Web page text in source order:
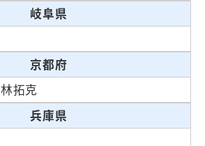
岐阜県
京都府
林拓克
兵庫県